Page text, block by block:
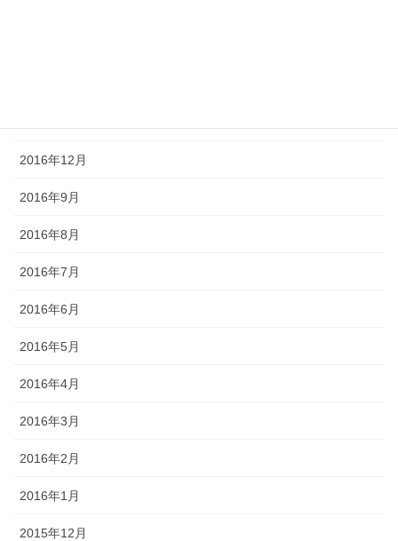
2016年12月
2016年9月
2016年8月
2016年7月
2016年6月
2016年5月
2016年4月
2016年3月
2016年2月
2016年1月
2015年12月